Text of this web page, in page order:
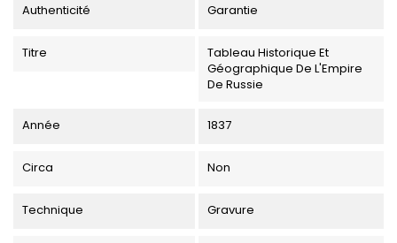
Authenticité Garantie
Titre
Tableau Historique Et
Géographique De L'Empire
De Russie
Année 1837
Circa Non
Technique Gravure